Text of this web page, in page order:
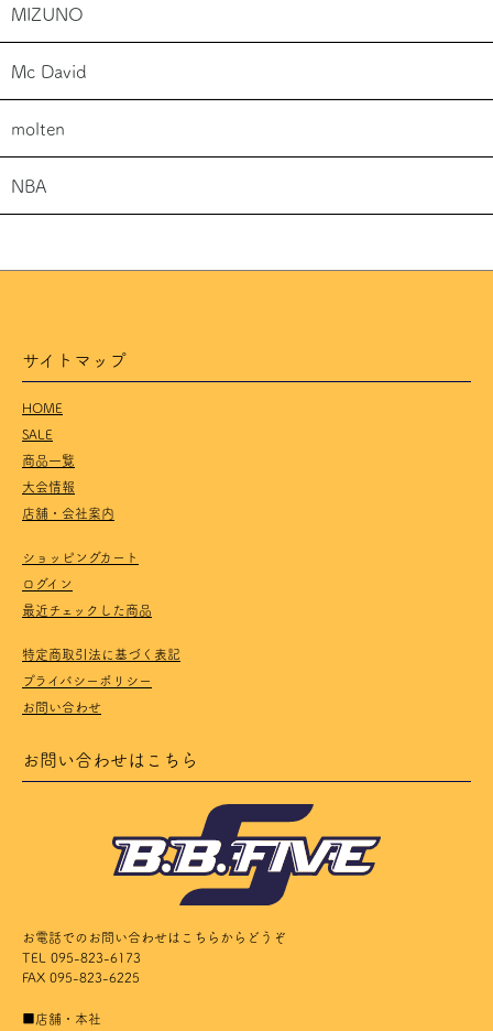
MIZUNO
Mc David
molten
NBA
サイトマップ
HOME
SALE
商品一覧
大会情報
店舗・会社案内
ショッピングカート
ログイン
最近チェックした商品
特定商取引法に基づく表記
プライバシーポリシー
お問い合わせ
お問い合わせはこちら
お電話でのお問い合わせはこちらからどうぞ
TEL 095-823-6173
FAX 095-823-6225
■店舗・本社